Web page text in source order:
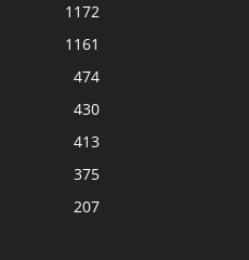
1172
1161
474
430
413
375
207